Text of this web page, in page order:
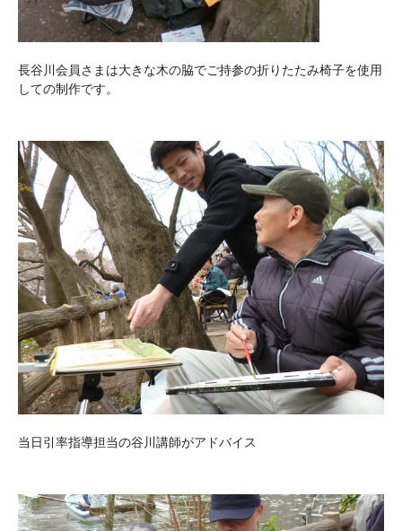
長谷川会員さまは大きな木の脇でご持参の折りたたみ椅子を使用
しての制作です。
当日引率指導担当の谷川講師がアドバイス